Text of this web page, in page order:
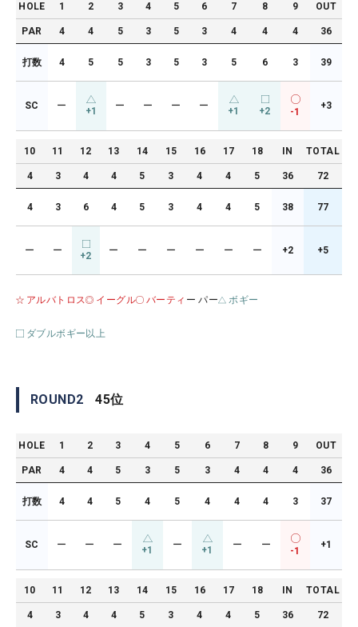
HOLE 1 2 3 4 5 6 7 8 9 OUT
PAR 4 4 5 3 5 3 4 4 4 36
打数 4 5 5 3 5 3 5 6 3 39
SC ー +1 ー ー ー ー +1 +2 -1
+3
10 11 12 13 14 15 16 17 18 IN TOTAL
4 3 4 4 5 3 4 4 5 36 72
4 3 6 4 5 3 4 4 5 38 77
ー ー +2 ー ー ー ー ー ー +2 +5
アルバトロス イーグル バーティ ー パー ボギー
ダブルボギー以上
ROUND2 45位
HOLE 1 2 3 4 5 6 7 8 9 OUT
PAR 4 4 5 3 5 3 4 4 4 36
打数 4 4 5 4 5 4 4 4 3 37
SC ー ー ー +1 ー +1 ー ー
-1
+1
10 11 12 13 14 15 16 17 18 IN TOTAL
4 3 4 4 5 3 4 4 5 36 72